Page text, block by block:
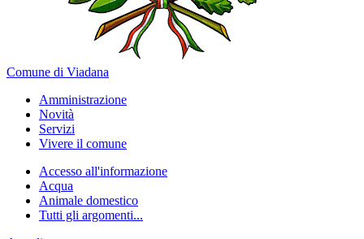
Comune di Viadana
Amministrazione
Novità
Servizi
Vivere il comune
Accesso all'informazione
Acqua
Animale domestico
Tutti gli argomenti...